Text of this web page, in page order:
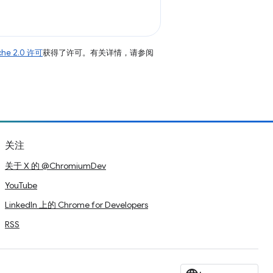
2.0 许可获得了许可。有关详情，请参阅
关注
关于 X 的 @ChromiumDev
YouTube
LinkedIn 上的 Chrome for Developers
RSS